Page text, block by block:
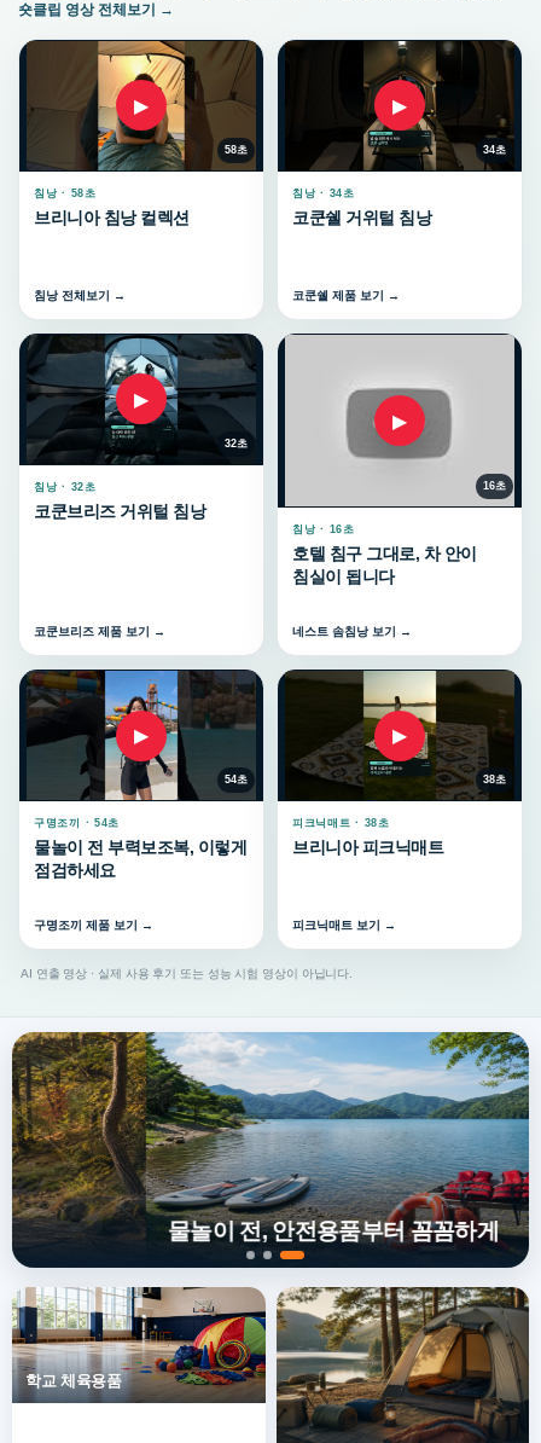
숏클립 영상 전체보기 →
▶
58초
침낭 · 58초
브리니아 침낭 컬렉션
침낭 전체보기 →
▶
34초
침낭 · 34초
코쿤쉘 거위털 침낭
코쿤쉘 제품 보기 →
▶
32초
침낭 · 32초
코쿤브리즈 거위털 침낭
코쿤브리즈 제품 보기 →
▶
16초
침낭 · 16초
호텔 침구 그대로, 차 안이
침실이 됩니다
네스트 솜침낭 보기 →
▶
54초
구명조끼 · 54초
물놀이 전 부력보조복, 이렇게
점검하세요
구명조끼 제품 보기 →
▶
38초
피크닉매트 · 38초
브리니아 피크닉매트
피크닉매트 보기 →
AI 연출 영상 · 실제 사용 후기 또는 성능 시험 영상이 아닙니다.